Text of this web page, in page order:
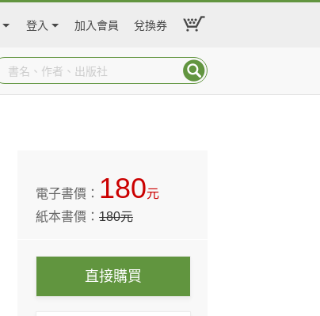
登入 加入會員 兌換券
電子書價： 180元
紙本書價：180元
直接購買